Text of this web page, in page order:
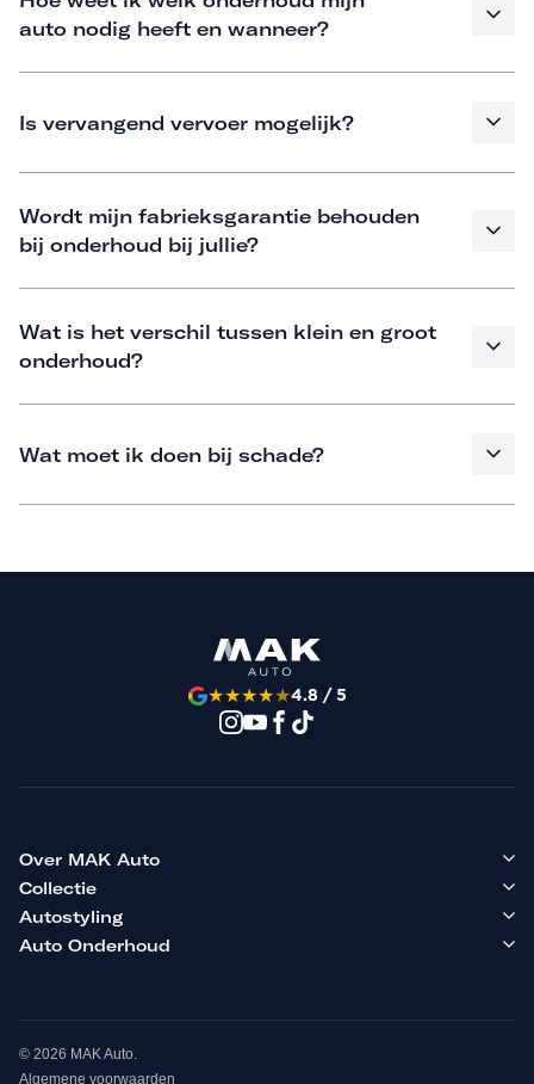
auto nodig heeft en wanneer?
Is vervangend vervoer mogelijk?
Wordt mijn fabrieksgarantie behouden
bij onderhoud bij jullie?
Wat is het verschil tussen klein en groot
onderhoud?
Wat moet ik doen bij schade?
★★★★★4.8 / 5
Over MAK Auto
Collectie
Autostyling
Auto Onderhoud
© 2026 MAK Auto.
Algemene voorwaarden